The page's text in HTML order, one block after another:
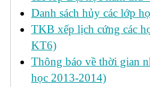
Danh sách hủy các lớp
TKB xếp lịch cứng các
KT6)
Thông báo về thời gian
học 2013-2014)